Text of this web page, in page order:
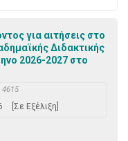
για αιτήσεις στο
Διδακτικής
2026-2027 στο
4615
[Σε Εξέλιξη]